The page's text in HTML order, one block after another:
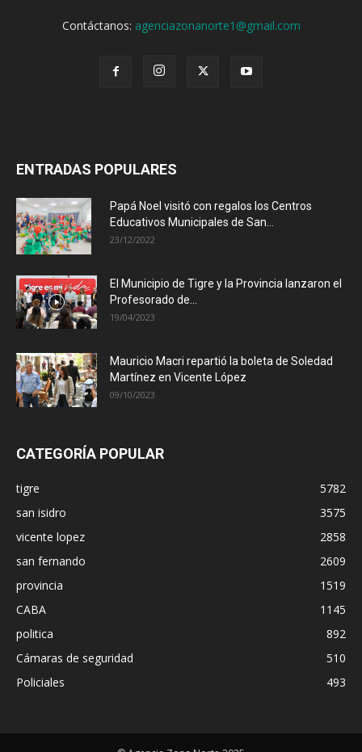
Contáctanos: agenciazonanorte1@gmail.com
ENTRADAS POPULARES
Papá Noel visitó con regalos los Centros
Educativos Municipales de San...
23/12/2022
El Municipio de Tigre y la Provincia lanzaron el
Profesorado de...
19/04/2023
Mauricio Macri repartió la boleta de Soledad
Martínez en Vicente López
09/10/2023
CATEGORÍA POPULAR
tigre
5782
san isidro
3575
vicente lopez
2858
san fernando
2609
provincia
1519
CABA
1145
politica
892
Cámaras de seguridad
510
Policiales
493